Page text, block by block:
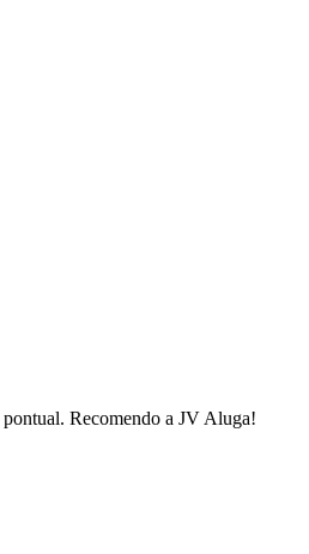
Recomendo a JV Aluga!